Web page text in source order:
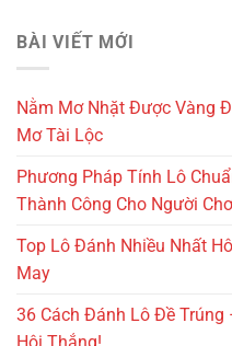
BÀI VIẾT MỚI
Nằm Mơ Nhặt Được Vàng
Mơ Tài Lộc
Phương Pháp Tính Lô
Thành Công Cho Người
Top Lô Đánh Nhiều Nhất
May
36 Cách Đánh Lô Đề Trúng